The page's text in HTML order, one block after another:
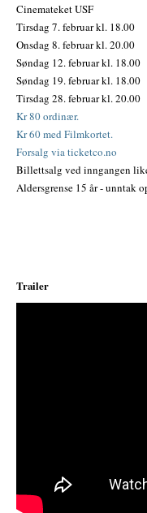
Cinemateket USF
Tirsdag 7. februar kl. 18.00
Onsdag 8. februar kl. 20.00
Søndag 12. februar kl. 18.00
Søndag 19. februar kl. 18.00
Tirsdag 28. februar kl. 20.00
Kr 80 ordinær.
Kr 60 med Filmkortet.
Forsalg via ticketco.no
Billettsalg ved inngangen
Aldersgrense 15 år - unntak
Trailer